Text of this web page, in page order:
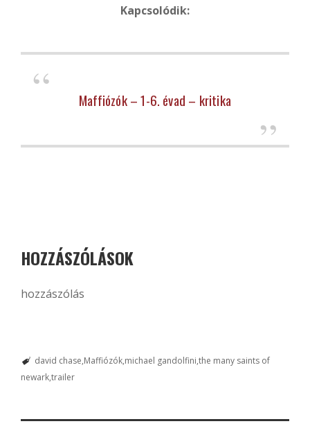
Kapcsolódik:
Maffiózók – 1-6. évad – kritika
HOZZÁSZÓLÁSOK
hozzászólás
david chase Maffiózók michael gandolfini the many saints of
newarktrailer